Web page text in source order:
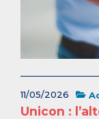
11/05/2026
Unicon :